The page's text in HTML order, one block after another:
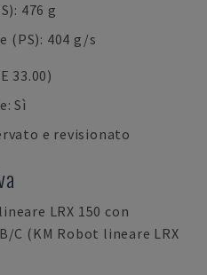
476 g
(PS): 404 g/s
33.00)
Sì
e revisionato
LRX 150 con
C (KM Robot lineare LRX